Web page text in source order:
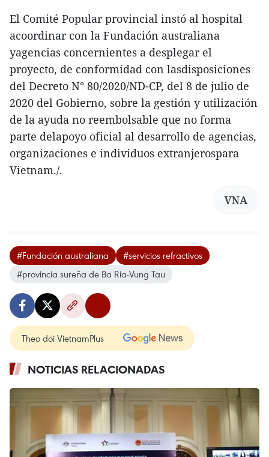
El Comité Popular provincial instó al hospital
acoordinar con la Fundación australiana
yagencias concernientes a desplegar el
proyecto, de conformidad con lasdisposiciones
del Decreto N° 80/2020/ND-CP, del 8 de julio de
2020 del Gobierno, sobre la gestión y utilización
de la ayuda no reembolsable que no forma
parte delapoyo oficial al desarrollo de agencias,
organizaciones e individuos extranjerospara
Vietnam./.
VNA
#Fundación australiana
#servicios refractivos
#provincia sureña de Ba Ria-Vung Tau
Theo dõi VietnamPlus
NOTICIAS RELACIONADAS